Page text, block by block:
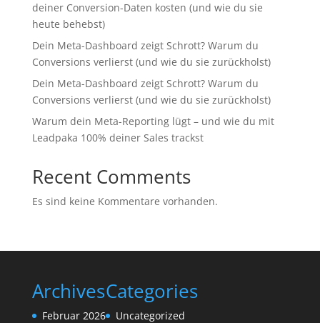
deiner Conversion-Daten kosten (und wie du sie
heute behebst)
Dein Meta-Dashboard zeigt Schrott? Warum du
Conversions verlierst (und wie du sie zurückholst)
Dein Meta-Dashboard zeigt Schrott? Warum du
Conversions verlierst (und wie du sie zurückholst)
Warum dein Meta-Reporting lügt – und wie du mit
Leadpaka 100% deiner Sales trackst
Recent Comments
Es sind keine Kommentare vorhanden.
Archives
Februar 2026
Categories
Uncategorized